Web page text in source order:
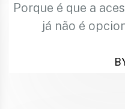
Porque é que a
já não é